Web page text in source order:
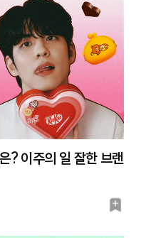
? 이주의 일 잘한 브랜
북